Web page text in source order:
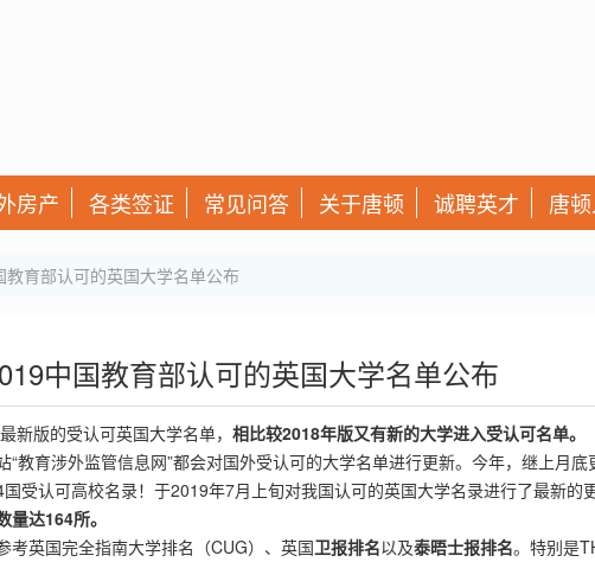
房产 各类签证 常见问答 关于唐顿 诚聘英才 唐
教育部认可的英国大学名单公布
中国教育部认可的英国大学名单公布
新版的受认可英国大学名单， 相比较2018年版又有新的大学进入受认可名单。
“教育涉外监管信息网”都会对国外受认可的大学名单进行更新。今年，继上月底
受认可高校名录！于2019年7月上旬对我国认可的英国大学名录进行了最新的
量达164所。
考英国完全指南大学排名（CUG）、英国卫报排名以及泰晤士报排名。特别是